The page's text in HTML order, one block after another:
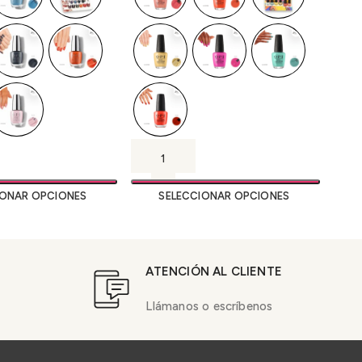
OPCIONES SELECCIONAR OPCIONES
ATENCIÓN AL CLIENTE
Llámanos o escríbenos